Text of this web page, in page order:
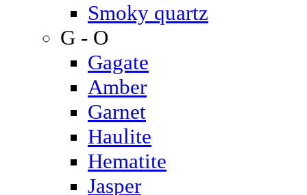
Smoky quartz
G - O
Gagate
Amber
Garnet
Haulite
Hematite
Jasper